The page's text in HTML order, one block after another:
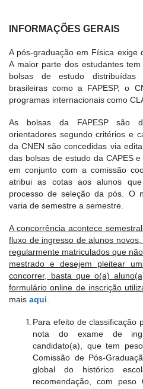
INFORMAÇÕES GERAIS
A pós-graduação em Física exige
A maior parte dos estudantes
bolsas de estudo distribuídas
brasileiras como a FAPESP, o
programas internacionais como
As bolsas da FAPESP são
orientadores segundo critérios e
da CNEN são concedidas via
das bolsas de estudo da CAPES
em conjunto com a comissão
atribui as cotas aos alunos
processo de seleção da pós. O
varia de semestre a semestre.
A concorrência acontece
fluxo de ingresso de alunos
regularmente matriculados que
mestrado e desejem pleitear
concorrer, basta que o(a)
formulário online de inscrição
mais aqui
Para efeito de classificação
nota do exame de
candidato(a), que tem
Comissão de Pós-
global do histórico
recomendação, com